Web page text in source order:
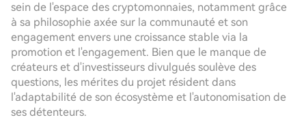
sein de l'espace des cryptomonnaies, notamment grâce
à sa philosophie axée sur la communauté et son
engagement envers une croissance stable via la
promotion et l'engagement. Bien que le manque de
créateurs et d'investisseurs divulgués soulève des
questions, les mérites du projet résident dans
l'adaptabilité de son écosystème et l'autonomisation de
ses détenteurs.